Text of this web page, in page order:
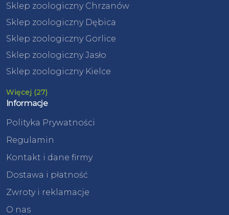
Sklep zoologiczny Chrzanów
Sklep zoologiczny Dębica
Sklep zoologiczny Gorlice
Sklep zoologiczny Jasło
Sklep zoologiczny Kielce
Więcej (27)
Informacje
Polityka Prywatności
Regulamin
Kontakt i dane firmy
Dostawa i płatność
Zwroty i reklamacje
O nas